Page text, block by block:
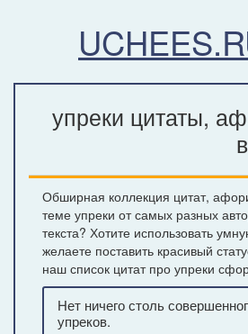
упреки цитаты,
Обширная коллекция цитат,
теме упреки от самых разных
текста? Хотите использовать
желаете поставить красивый
наш список цитат про упреки
Нет ничего столь
упреков.